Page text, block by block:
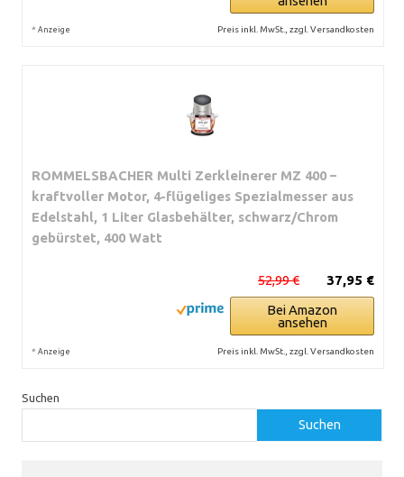
* Anzeige Preis inkl. MwSt., zzgl. Versandkosten
ROMMELSBACHER Multi Zerkleinerer MZ 400 –
kraftvoller Motor, 4-flügeliges Spezialmesser aus
Edelstahl, 1 Liter Glasbehälter, schwarz/Chrom
gebürstet, 400 Watt
37,95 €
52,99 €
Bei Amazon
ansehen
* Anzeige Preis inkl. MwSt., zzgl. Versandkosten
Suchen
Suchen